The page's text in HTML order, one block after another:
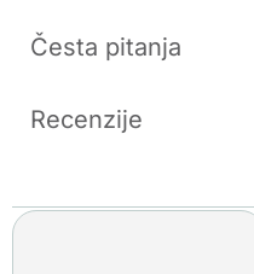
Česta pitanja
Recenzije